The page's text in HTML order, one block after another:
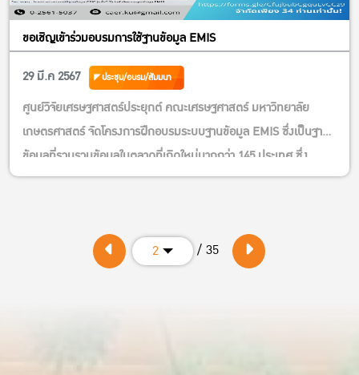
design การออกแบบธุรกิจลานกางเต็นท์” ธนาคารกรุงไทย บัญชีออม
ทรัพย์ สาขามหาวิทยาลัยเกษตรศาสตร์ บางเขน เลขบัญชี 663-1-
ทางhttps://kasets.art/uAcx1N
รับจำนวนจำกัด หมดเขตรับสมัคร 15 มีนาคม นี้ เท่านั้น
สอบถามรายละเอียดเพิ่มเติมได้ที่
Inbox เพจ Facebook Camping Business Design ธุรกิจลานกาง
เต็นท์ แคมป์
campingdesignku@gmail.com
ขอเชิญเข้าร่วมอบรมการใช้ฐานข้อมูล EMIS
29 มี.ค 2567
ประชุม/อบรม/สัมมนา
ศูนย์วิจัยเศรษฐศาสตร์ประยุกต์ คณะเศรษฐศาสตร์ มหาวิทยาลัย
เกษตรศาสตร์ จัดโครงการฝึกอบรมระบบฐานข้อมูล EMIS ซึ่งเป็นฐาน
ข้อมูลที่รวบรวมข้อมูลในตลาดที่เกิดใหม่มากกว่า 145 ประเทศ ซึ่ง
ประกอบไปด้วยข้อมูลข่าว ข้อมูลบริษัท และรายงานวิจัยจากหลากหลาย
ข้อมูลโปรไฟล์บริษัทมากกว่า 10 ล้านบริษัท ทั้ง บริษัทจดทะเบียนใน
2 / 35